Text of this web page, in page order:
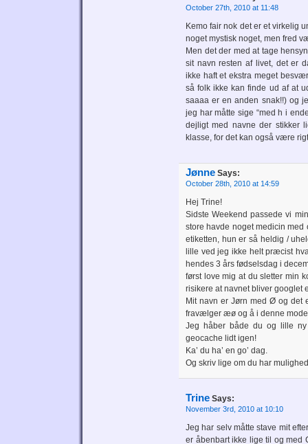
October 27th, 2010 at 11:48
Kemo fair nok det er et virkelig
noget mystisk noget, men fred
Men det der med at tage
sit navn resten af livet, det er
ikke haft et ekstra meget
så folk ikke kan finde ud af at
saaaa er en anden snak!!) og
jeg har måtte sige “med h i
dejligt med navne der stikker
klasse, for det kan også være
Jønne Says:
October 28th, 2010 at 14:59
Hej Trine!
Sidste Weekend passede vi
store havde noget medicin
etiketten, hun er så heldig /
lille ved jeg ikke helt præcist
hendes 3 års fødselsdag i
først love mig at du sletter min
risikere at navnet bliver googlet
Mit navn er Jørn med Ø og det
fravælger æø og å i denne
Jeg håber både du og lille
geocache lidt igen!
Ka’ du ha’ en go’ dag.
Og skriv lige om du har
Trine Says:
November 3rd, 2010 at 10:10
Jeg har selv måtte stave mit
er åbenbart ikke lige til og med